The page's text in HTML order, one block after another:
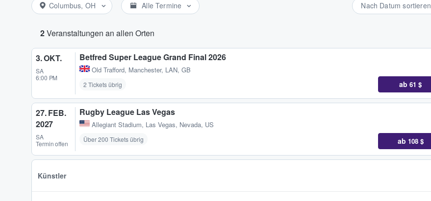
Columbus, OH Alle Termine Nach Datum sortieren
2Veranstaltungen an allen Orten
3. OKT.
SA
6:00 PM
Betfred Super League Grand Final 2026
Old Trafford, Manchester, LAN, GB
2 Tickets übrig ab 61 $
27. FEB.
2027
SA
Termin offen
Rugby League Las Vegas
Allegiant Stadium, Las Vegas, Nevada, US
Über 200 Tickets übrig ab 108 $
Künstler